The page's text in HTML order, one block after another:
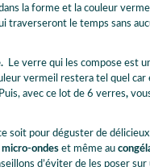
la forme et la couleur
traverseront le temps sans
Le verre qui les compose est
vermeil restera tel quel
Puis, avec ce lot de 6 verres,
soit pour déguster de
micro-ondeset même au
d’éviter de les poser sur